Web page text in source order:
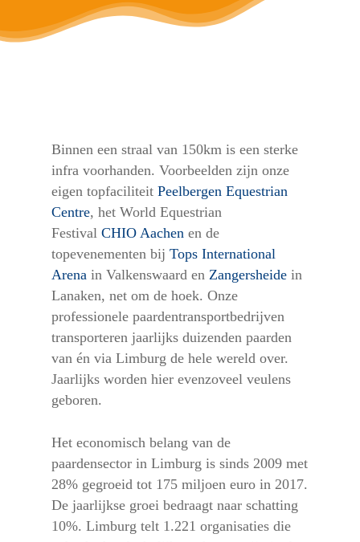
Binnen een straal van 150km is een sterke
infra voorhanden. Voorbeelden zijn onze
eigen topfaciliteitPeelbergen Equestrian
Centre, het World Equestrian
FestivalCHIO Aachen en de
topevenementen bijTops International
Arena in Valkenswaard en Zangersheide in
Lanaken, net om de hoek. Onze
professionele paardentransportbedrijven
transporteren jaarlijks duizenden paarden
van én via Limburg de hele wereld over.
Jaarlijks worden hier evenzoveel veulens
geboren.
Het economisch belang van de
paardensector in Limburg is sinds 2009 met
28% gegroeid tot 175 miljoen euro in 2017.
De jaarlijkse groei bedraagt naar schatting
10%. Limburg telt 1.221 organisaties die